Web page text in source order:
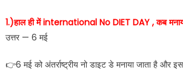
1.)हाल ही में international No DIET DAY , कब
उत्तर — 6 मई
👉6 मई को अंतर्राष्ट्रीय नो डाइट डे मनाया जाता है और